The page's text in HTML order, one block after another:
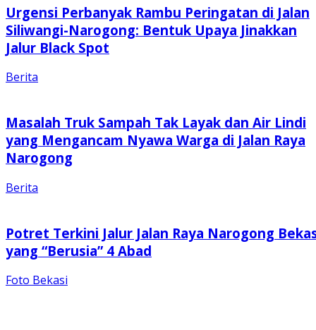
Urgensi Perbanyak Rambu Peringatan di Jalan
Siliwangi-Narogong: Bentuk Upaya Jinakkan
Jalur Black Spot
Berita
Masalah Truk Sampah Tak Layak dan Air Lindi
yang Mengancam Nyawa Warga di Jalan Raya
Narogong
Berita
Potret Terkini Jalur Jalan Raya Narogong
yang “Berusia” 4 Abad
Foto Bekasi